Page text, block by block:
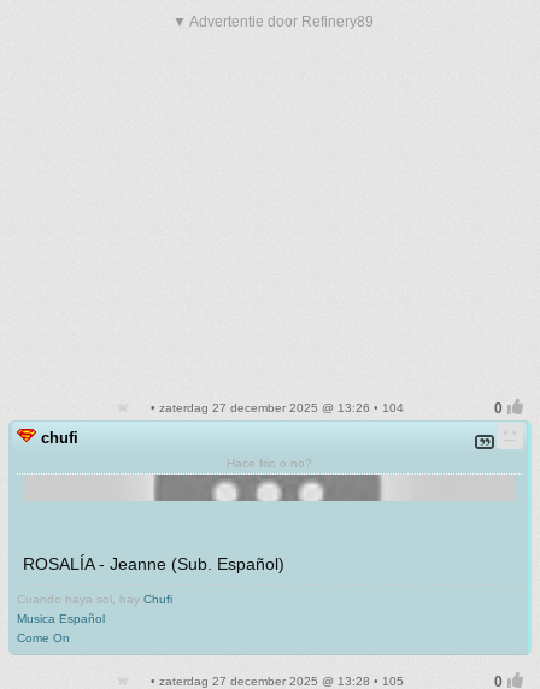
▼ Advertentie door Refinery89
• zaterdag 27 december 2025 @ 13:26 • 104
chufi
Hace frio o no?
ROSALÍA - Jeanne (Sub. Español)
Cuando haya sol, hay Chufi
Musica Español
Come On
• zaterdag 27 december 2025 @ 13:28 • 105